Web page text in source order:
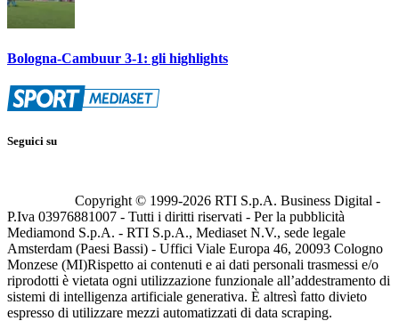
Bologna-Cambuur 3-1: gli highlights
Seguici su
Copyright © 1999-2026 RTI S.p.A. Business Digital -
P.Iva 03976881007 - Tutti i diritti riservati - Per la pubblicità
Mediamond S.p.A. - RTI S.p.A., Mediaset N.V., sede legale
Amsterdam (Paesi Bassi) - Uffici Viale Europa 46, 20093 Cologno
Monzese (MI)Rispetto ai contenuti e ai dati personali trasmessi e/o
riprodotti è vietata ogni utilizzazione funzionale all’addestramento di
sistemi di intelligenza artificiale generativa. È altresì fatto divieto
espresso di utilizzare mezzi automatizzati di data scraping.